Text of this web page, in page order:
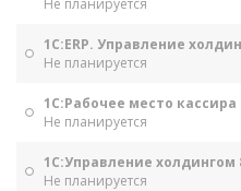
Не планируется
1С:ERP. Управление
Не планируется
1С:Рабочее место кассира
Не планируется
1С:Управление холдингом
Не планируется